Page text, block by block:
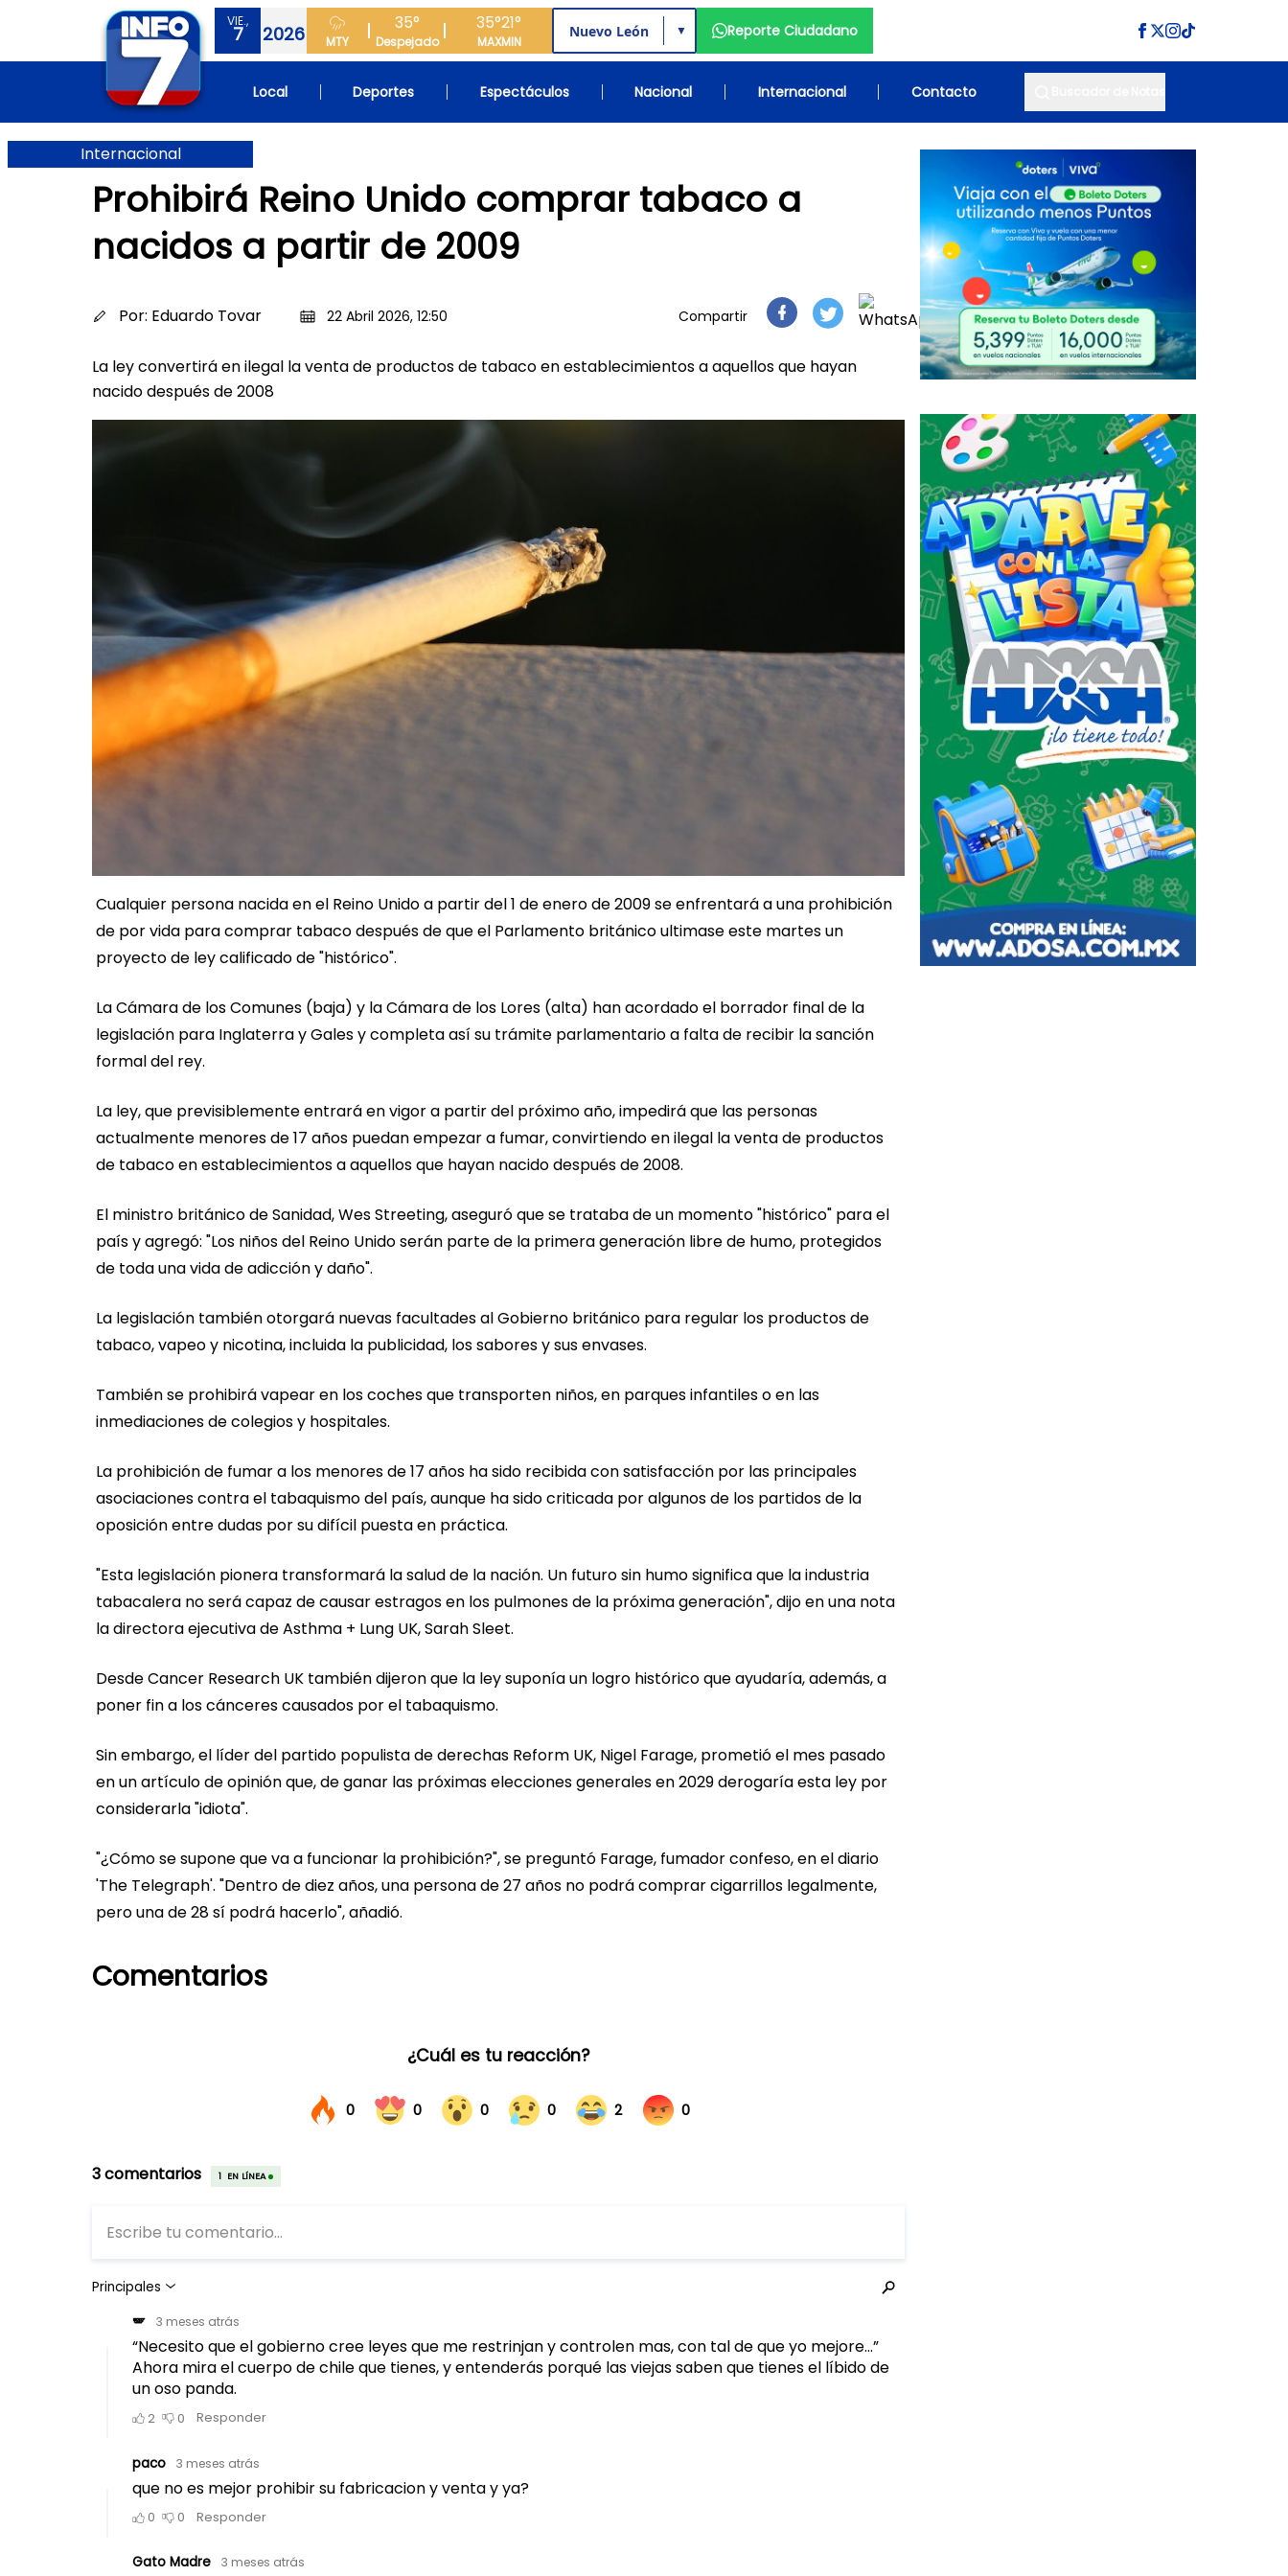
VIE.,
7 2026 MTY
35°
Despejado
35°
MAX
21°
MIN
▼ Reporte Ciudadano
Local Deportes Espectáculos Nacional Internacional Contacto
Internacional
Prohibirá Reino Unido comprar tabaco a
nacidos a partir de 2009
Por: Eduardo Tovar 22 Abril 2026, 12:50 Compartir
La ley convertirá en ilegal la venta de productos de tabaco en establecimientos a aquellos que hayan
nacido después de 2008
Cualquier persona nacida en el Reino Unido a partir del 1 de enero de 2009 se enfrentará a una prohibición
de por vida para comprar tabaco después de que el Parlamento británico ultimase este martes un
proyecto de ley calificado de "histórico".
La Cámara de los Comunes (baja) y la Cámara de los Lores (alta) han acordado el borrador final de la
legislación para Inglaterra y Gales y completa así su trámite parlamentario a falta de recibir la sanción
formal del rey.
La ley, que previsiblemente entrará en vigor a partir del próximo año, impedirá que las personas
actualmente menores de 17 años puedan empezar a fumar, convirtiendo en ilegal la venta de productos
de tabaco en establecimientos a aquellos que hayan nacido después de 2008.
El ministro británico de Sanidad, Wes Streeting, aseguró que se trataba de un momento "histórico" para el
país y agregó: "Los niños del Reino Unido serán parte de la primera generación libre de humo, protegidos
de toda una vida de adicción y daño".
La legislación también otorgará nuevas facultades al Gobierno británico para regular los productos de
tabaco, vapeo y nicotina, incluida la publicidad, los sabores y sus envases.
También se prohibirá vapear en los coches que transporten niños, en parques infantiles o en las
inmediaciones de colegios y hospitales.
La prohibición de fumar a los menores de 17 años ha sido recibida con satisfacción por las principales
asociaciones contra el tabaquismo del país, aunque ha sido criticada por algunos de los partidos de la
oposición entre dudas por su difícil puesta en práctica.
"Esta legislación pionera transformará la salud de la nación. Un futuro sin humo significa que la industria
tabacalera no será capaz de causar estragos en los pulmones de la próxima generación", dijo en una nota
la directora ejecutiva de Asthma + Lung UK, Sarah Sleet.
Desde Cancer Research UK también dijeron que la ley suponía un logro histórico que ayudaría, además, a
poner fin a los cánceres causados por el tabaquismo.
Sin embargo, el líder del partido populista de derechas Reform UK, Nigel Farage, prometió el mes pasado
en un artículo de opinión que, de ganar las próximas elecciones generales en 2029 derogaría esta ley por
considerarla "idiota".
"¿Cómo se supone que va a funcionar la prohibición?", se preguntó Farage, fumador confeso, en el diario
'The Telegraph'. "Dentro de diez años, una persona de 27 años no podrá comprar cigarrillos legalmente,
pero una de 28 sí podrá hacerlo", añadió.
Comentarios